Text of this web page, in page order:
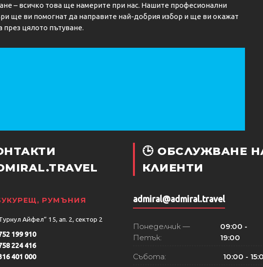
– всичко това ще намерите при нас. Нашите професионални
ще ви помогнат да направите най-добрия избор и ще ви окажат
през цялото пътуване.
РУМЪНИЯ
Айфел“ 15, ап. 2, сектор 2
199 910
224 416
401 000
🕒 ОБСЛУЖВАНЕ
КЛИЕНТИ
admiral@admiral.travel
Понеделник —
Петък:
09:00 -
19:00
Събота: 10:00 -